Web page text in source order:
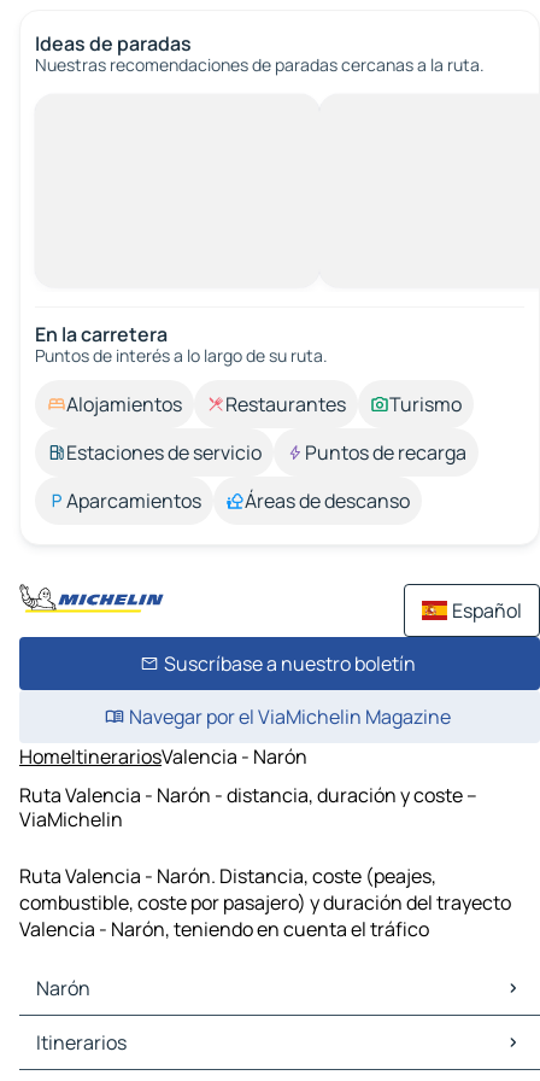
Ideas de paradas
Nuestras recomendaciones de paradas cercanas a la ruta.
En la carretera
Puntos de interés a lo largo de su ruta.
Alojamientos Restaurantes
Turismo
Estaciones de servicio
Puntos de recarga
Aparcamientos
Áreas de descanso
Español
Suscríbase a nuestro boletín
Navegar por el ViaMichelin Magazine
HomeItinerariosValencia - Narón
Ruta Valencia - Narón - distancia, duración y coste –
ViaMichelin
Ruta Valencia - Narón. Distancia, coste (peajes,
combustible, coste por pasajero) y duración del trayecto
Valencia - Narón, teniendo en cuenta el tráfico
Narón
Narón Mapas Planos
Narón Trafico
Itinerarios